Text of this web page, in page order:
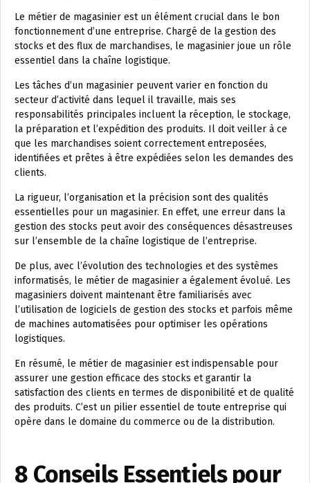
Le métier de magasinier est un élément crucial dans le bon
fonctionnement d’une entreprise. Chargé de la gestion des
stocks et des flux de marchandises, le magasinier joue un rôle
essentiel dans la chaîne logistique.
Les tâches d’un magasinier peuvent varier en fonction du
secteur d’activité dans lequel il travaille, mais ses
responsabilités principales incluent la réception, le stockage,
la préparation et l’expédition des produits. Il doit veiller à ce
que les marchandises soient correctement entreposées,
identifiées et prêtes à être expédiées selon les demandes des
clients.
La rigueur, l’organisation et la précision sont des qualités
essentielles pour un magasinier. En effet, une erreur dans la
gestion des stocks peut avoir des conséquences désastreuses
sur l’ensemble de la chaîne logistique de l’entreprise.
De plus, avec l’évolution des technologies et des systèmes
informatisés, le métier de magasinier a également évolué. Les
magasiniers doivent maintenant être familiarisés avec
l’utilisation de logiciels de gestion des stocks et parfois même
de machines automatisées pour optimiser les opérations
logistiques.
En résumé, le métier de magasinier est indispensable pour
assurer une gestion efficace des stocks et garantir la
satisfaction des clients en termes de disponibilité et de qualité
des produits. C’est un pilier essentiel de toute entreprise qui
opère dans le domaine du commerce ou de la distribution.
8 Conseils Essentiels pour